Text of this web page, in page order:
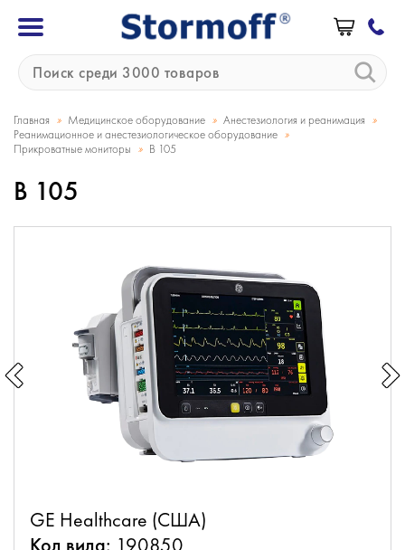
Главная » Медицинское оборудование » Анестезиология и реанимация »
Реанимационное и анестезиологическое оборудование »
Прикроватные мониторы » B 105
B 105
GE Healthcare (США)